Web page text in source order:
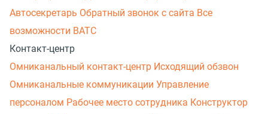
Автосекретарь Обратный звонок с сайта Все
возможности ВАТС
Контакт-центр
Омниканальный контакт-центр Исходящий обзвон
Омниканальные коммуникации Управление
персоналом Рабочее место сотрудника Конструктор